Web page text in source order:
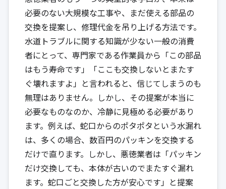
必要のない大規模な工事や、まだ使える部品の
交換を提案し、修理代金を吊り上げる方法です。
水道トラブルに関する知識が少ない一般の消費
者にとって、専門家である作業員から「この部品
はもう寿命です」「ここも交換しないとまたす
ぐ壊れますよ」と言われると、信じてしまうのも
無理はありません。しかし、その提案が本当に
必要なものなのか、冷静に見極める必要があり
ます。例えば、蛇口からのポタポタという水漏れ
は、多くの場合、数百円のパッキンを交換する
だけで直ります。しかし、悪徳業者は「パッキン
だけ交換しても、本体が古いのでまたすぐ漏れ
ます。蛇口ごと交換した方が安心です」と提案